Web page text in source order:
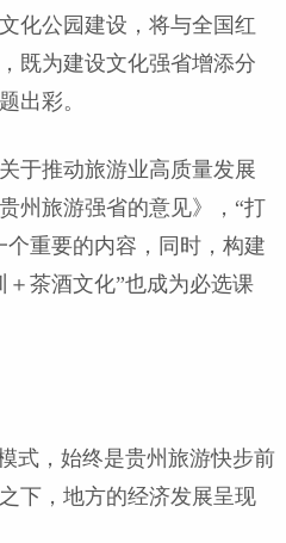
化公园建设，将与全国红
既为建设文化强省增添分
出彩。
于推动旅游业高质量发展
州旅游强省的意见》，“打
重要的内容，同时，构建
茶酒文化”也成为必选课
式，始终是贵州旅游快步前
下，地方的经济发展呈现